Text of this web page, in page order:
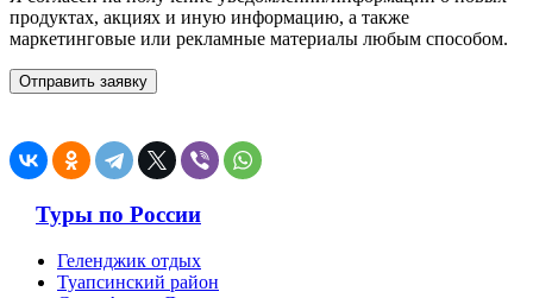
продуктах, акциях и иную информацию, а также
маркетинговые или рекламные материалы любым способом.
Туры по России
Геленджик отдых
Туапсинский район